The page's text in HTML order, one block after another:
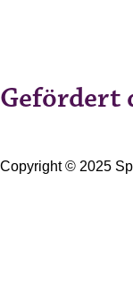
Gefördert
Copyright © 2025